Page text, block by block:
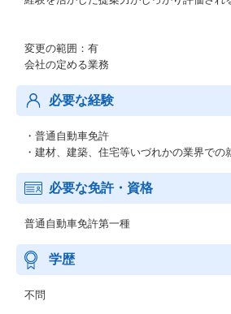
変更の範囲：有
会社の定める業務
必要な経験
・普通自動車免許
・建材、建築、住宅等いづれかの業界での
必要な免許・資格
普通自動車免許第一種
学歴
不問